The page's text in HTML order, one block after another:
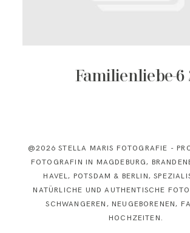
Familienliebe-6
@2026 STELLA MARIS FOTOGRAFIE -
FOTOGRAFIN IN MAGDEBURG,
HAVEL, POTSDAM & BERLIN,
NATÜRLICHE UND AUTHENTISCHE
SCHWANGEREN, NEUGEBORENEN,
HOCHZEITEN.